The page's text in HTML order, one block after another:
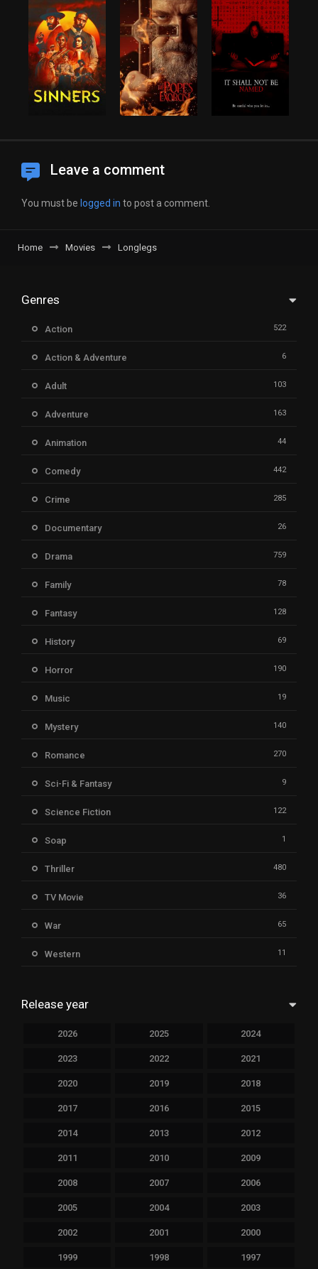
Leave a comment
You must be logged in to post a comment.
Home Movies Longlegs
Genres
Action 522
Action & Adventure 6
Adult 103
Adventure 163
Animation 44
Comedy 442
Crime 285
Documentary 26
Drama 759
Family 78
Fantasy 128
History 69
Horror 190
Music 19
Mystery 140
Romance 270
Sci-Fi & Fantasy 9
Science Fiction 122
Soap 1
Thriller 480
TV Movie 36
War 65
Western 11
Release year
2026 2025 2024
2023 2022 2021
2020 2019 2018
2017 2016 2015
2014 2013 2012
2011 2010 2009
2008 2007 2006
2005 2004 2003
2002 2001 2000
1999 1998 1997